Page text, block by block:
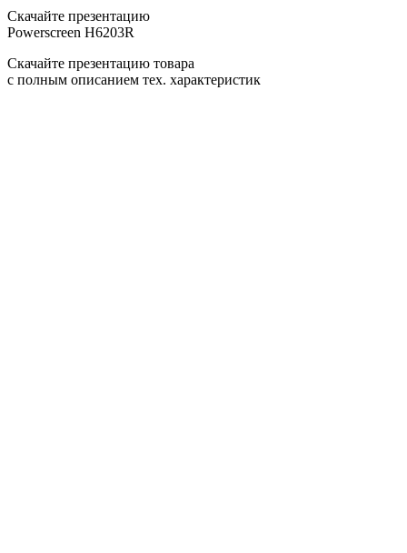
Скачайте презентацию
Powerscreen H6203R
Скачайте презентацию товара
с полным описанием тех. характеристик